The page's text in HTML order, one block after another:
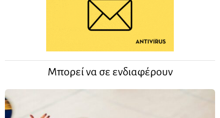
Μπορεί να σε ενδιαφέρουν